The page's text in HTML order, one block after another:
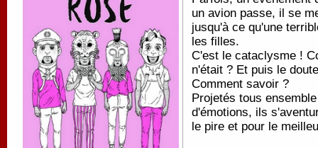
un avion passe, il se
jusqu'à ce qu'une
les filles.
C'est le cataclysme !
n'était ? Et puis le
Comment savoir ?
Projetés tous
d'émotions, ils
le pire et pour le